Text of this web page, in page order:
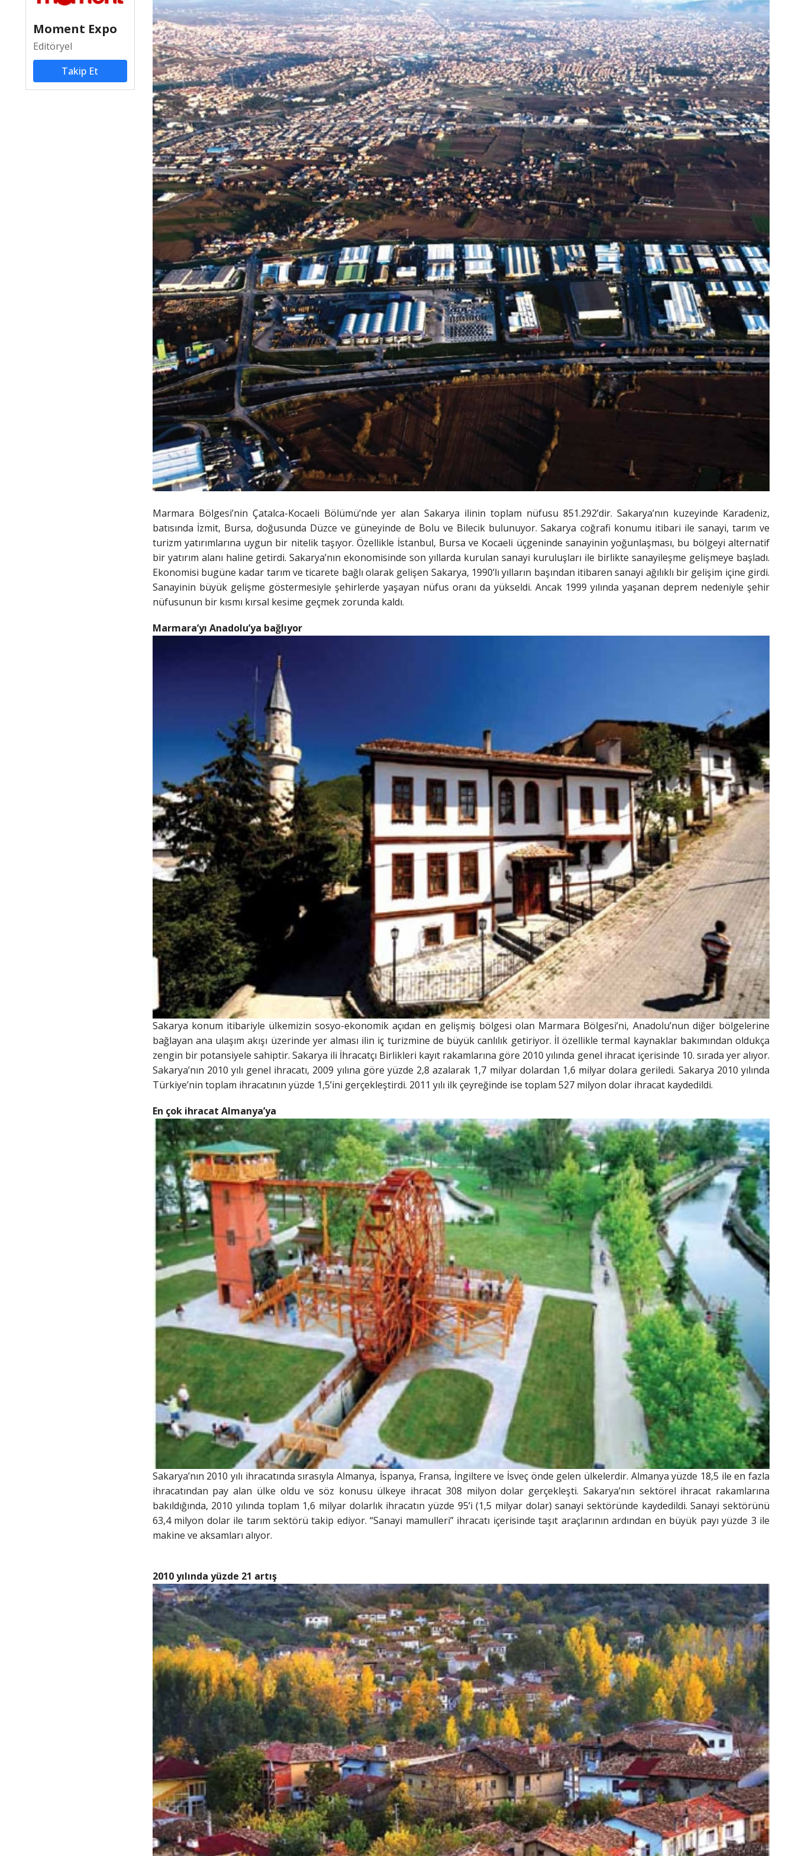
Moment Expo
Editöryel
Takip Et
Marmara Bölgesi’nin Çatalca-Kocaeli Bölümü’nde yer alan Sakarya ilinin toplam nüfusu 851.292’dir. Sakarya’nın kuzeyinde Karadeniz,
batısında İzmit, Bursa, doğusunda Düzce ve güneyinde de Bolu ve Bilecik bulunuyor. Sakarya coğrafi konumu itibari ile sanayi, tarım ve
turizm yatırımlarına uygun bir nitelik taşıyor. Özellikle İstanbul, Bursa ve Kocaeli üçgeninde sanayinin yoğunlaşması, bu bölgeyi alternatif
bir yatırım alanı haline getirdi. Sakarya’nın ekonomisinde son yıllarda kurulan sanayi kuruluşları ile birlikte sanayileşme gelişmeye başladı.
Ekonomisi bugüne kadar tarım ve ticarete bağlı olarak gelişen Sakarya, 1990’lı yılların başından itibaren sanayi ağılıklı bir gelişim içine girdi.
Sanayinin büyük gelişme göstermesiyle şehirlerde yaşayan nüfus oranı da yükseldi. Ancak 1999 yılında yaşanan deprem nedeniyle şehir
nüfusunun bir kısmı kırsal kesime geçmek zorunda kaldı.
Marmara’yı Anadolu’ya bağlıyor
Sakarya konum itibariyle ülkemizin sosyo-ekonomik açıdan en gelişmiş bölgesi olan Marmara Bölgesi’ni, Anadolu’nun diğer bölgelerine
bağlayan ana ulaşım akışı üzerinde yer alması ilin iç turizmine de büyük canlılık getiriyor. İl özellikle termal kaynaklar bakımından oldukça
zengin bir potansiyele sahiptir. Sakarya ili İhracatçı Birlikleri kayıt rakamlarına göre 2010 yılında genel ihracat içerisinde 10. sırada yer alıyor.
Sakarya’nın 2010 yılı genel ihracatı, 2009 yılına göre yüzde 2,8 azalarak 1,7 milyar dolardan 1,6 milyar dolara geriledi. Sakarya 2010 yılında
Türkiye’nin toplam ihracatının yüzde 1,5’ini gerçekleştirdi. 2011 yılı ilk çeyreğinde ise toplam 527 milyon dolar ihracat kaydedildi.
En çok ihracat Almanya’ya
Sakarya’nın 2010 yılı ihracatında sırasıyla Almanya, İspanya, Fransa, İngiltere ve İsveç önde gelen ülkelerdir. Almanya yüzde 18,5 ile en fazla
ihracatından pay alan ülke oldu ve söz konusu ülkeye ihracat 308 milyon dolar gerçekleşti. Sakarya’nın sektörel ihracat rakamlarına
bakıldığında, 2010 yılında toplam 1,6 milyar dolarlık ihracatın yüzde 95’i (1,5 milyar dolar) sanayi sektöründe kaydedildi. Sanayi sektörünü
63,4 milyon dolar ile tarım sektörü takip ediyor. “Sanayi mamulleri” ihracatı içerisinde taşıt araçlarının ardından en büyük payı yüzde 3 ile
makine ve aksamları alıyor.
2010 yılında yüzde 21 artış